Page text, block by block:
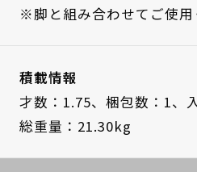
※脚と組み合わせてご使用
積載情報
才数：1.75、 梱包数：1、
総重量：21.30kg